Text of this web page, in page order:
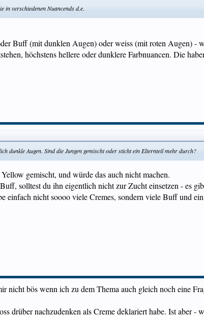
in verschiedenen Nuancends d.e.
Buff (mit dunklen Augen) oder weiss (mit roten Augen) -
höchstens hellere oder dunklere Farbnuancen. Die
dunkle Augen. Sind die Jungen gemischt oder sticht ein Elternteil mehr durch?
gemischt, und würde das auch nicht machen.
solltest du ihn eigentlich nicht zur Zucht einsetzen - es
einfach nicht soooo viele Cremes, sondern viele Buff und
nicht bös wenn ich zu dem Thema auch gleich noch eine
drüber nachzudenken als Creme deklariert habe. Ist aber